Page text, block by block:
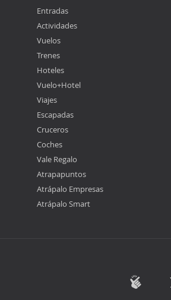
Entradas
Actividades
Vuelos
Trenes
Hoteles
Vuelo+Hotel
Viajes
Escapadas
Cruceros
Coches
Vale Regalo
Atrapapuntos
Atrápalo Empresas
Atrápalo Smart